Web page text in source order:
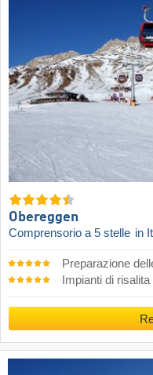
Obereggen
Comprensorio a 5 stelle in
Preparazione
Impianti di risalita